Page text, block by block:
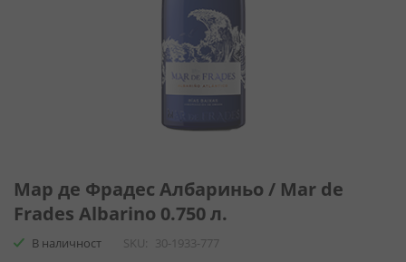
към
началото
на
галерия
Мар де Фрадес Албариньо / Mar de
Frades Albarino 0.750 л.
В наличност SKU
30-1933-777